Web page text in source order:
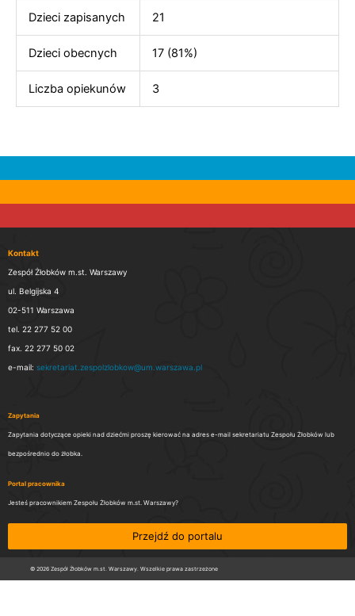
Dzieci zapisanych 21
Dzieci obecnych 17 (81%)
Liczba opiekunów 3
Kontakt
Zespół Żłobków m.st. Warszawy
ul. Belgijska 4
02-511 Warszawa
tel. 22 277 52 00
fax. 22 277 50 02
e-mail: sekretariat.zespolzlobkow@um.warszawa.pl
Zapytania
Zapytania dotyczące opieki nad dziećmi proszę kierować na adres e-mail sekretariatu Zespołu Żłobków lub
bezpośrednio do żłobka.
Portal pracownika
Jesteś pracownikiem Zespołu Żłobków m.st. Warszawy?
Przejdź do portalu
© 2026 Zespół Żłobków m.st. Warszawy. Wszelkie prawa zastrzeżone